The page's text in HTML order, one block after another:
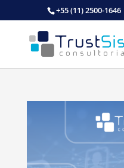
+55 (11) 2500-1646